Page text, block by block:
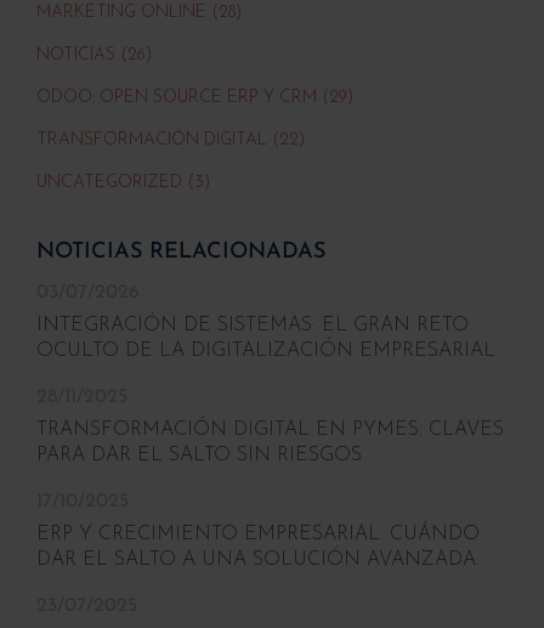
MARKETING ONLINE (28)
NOTICIAS (26)
ODOO: OPEN SOURCE ERP Y CRM (29)
TRANSFORMACIÓN DIGITAL (22)
UNCATEGORIZED (3)
NOTICIAS RELACIONADAS
INTEGRACIÓN DE SISTEMAS: EL GRAN RETO
OCULTO DE LA DIGITALIZACIÓN EMPRESARIAL
TRANSFORMACIÓN DIGITAL EN PYMES: CLAVES
PARA DAR EL SALTO SIN RIESGOS
ERP Y CRECIMIENTO EMPRESARIAL: CUÁNDO
DAR EL SALTO A UNA SOLUCIÓN AVANZADA.